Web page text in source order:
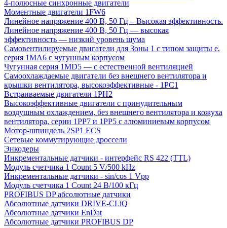
4-полюсные синхронные двигатели
Моментные двигатели 1FW6
Линейное напряжение 400 В, 50 Гц – Высокая эффективность.
Линейное напряжение 400 В, 50 Гц — высокая
эффективность — низкий уровень шума
Самовентилируемые двигатели для Зоны 1 с типом защиты e,
серия 1MA6 с чугунным корпусом
Чугунная серия 1MD5 — с естественной вентиляцией
Самоохлаждаемые двигатели без внешнего вентилятора и
крышки вентилятора, высокоэффективные - 1PC1
Встраиваемые двигатели 1PH2
Высокоэффективные двигатели с принудительным
воздушным охлаждением, без внешнего вентилятора и кожуха
вентилятора, серии 1PP7 и 1PP5 с алюминиевым корпусом
Мотор-шпиндель 2SP1 ECS
Сетевые коммутирующие дроссели
Энкодеры
Инкрементальные датчики - интерфейс RS 422 (TTL)
Модуль счетчика 1 Count 5 V/500 kHz
Инкрементальные датчики - sin/cos 1 Vpp
Модуль счетчика 1 Count 24 В/100 кГц
PROFIBUS DP абсолютные датчики
Абсолютные датчики DRIVE-CLiQ
Абсолютные датчики EnDat
Абсолютные датчики PROFIBUS DP